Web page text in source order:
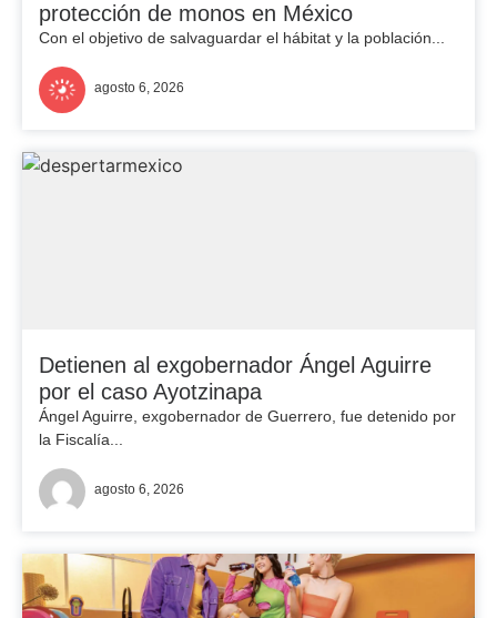
protección de monos en México
Con el objetivo de salvaguardar el hábitat y la población...
agosto 6, 2026
Detienen al exgobernador Ángel Aguirre
por el caso Ayotzinapa
Ángel Aguirre, exgobernador de Guerrero, fue detenido por
la Fiscalía...
agosto 6, 2026